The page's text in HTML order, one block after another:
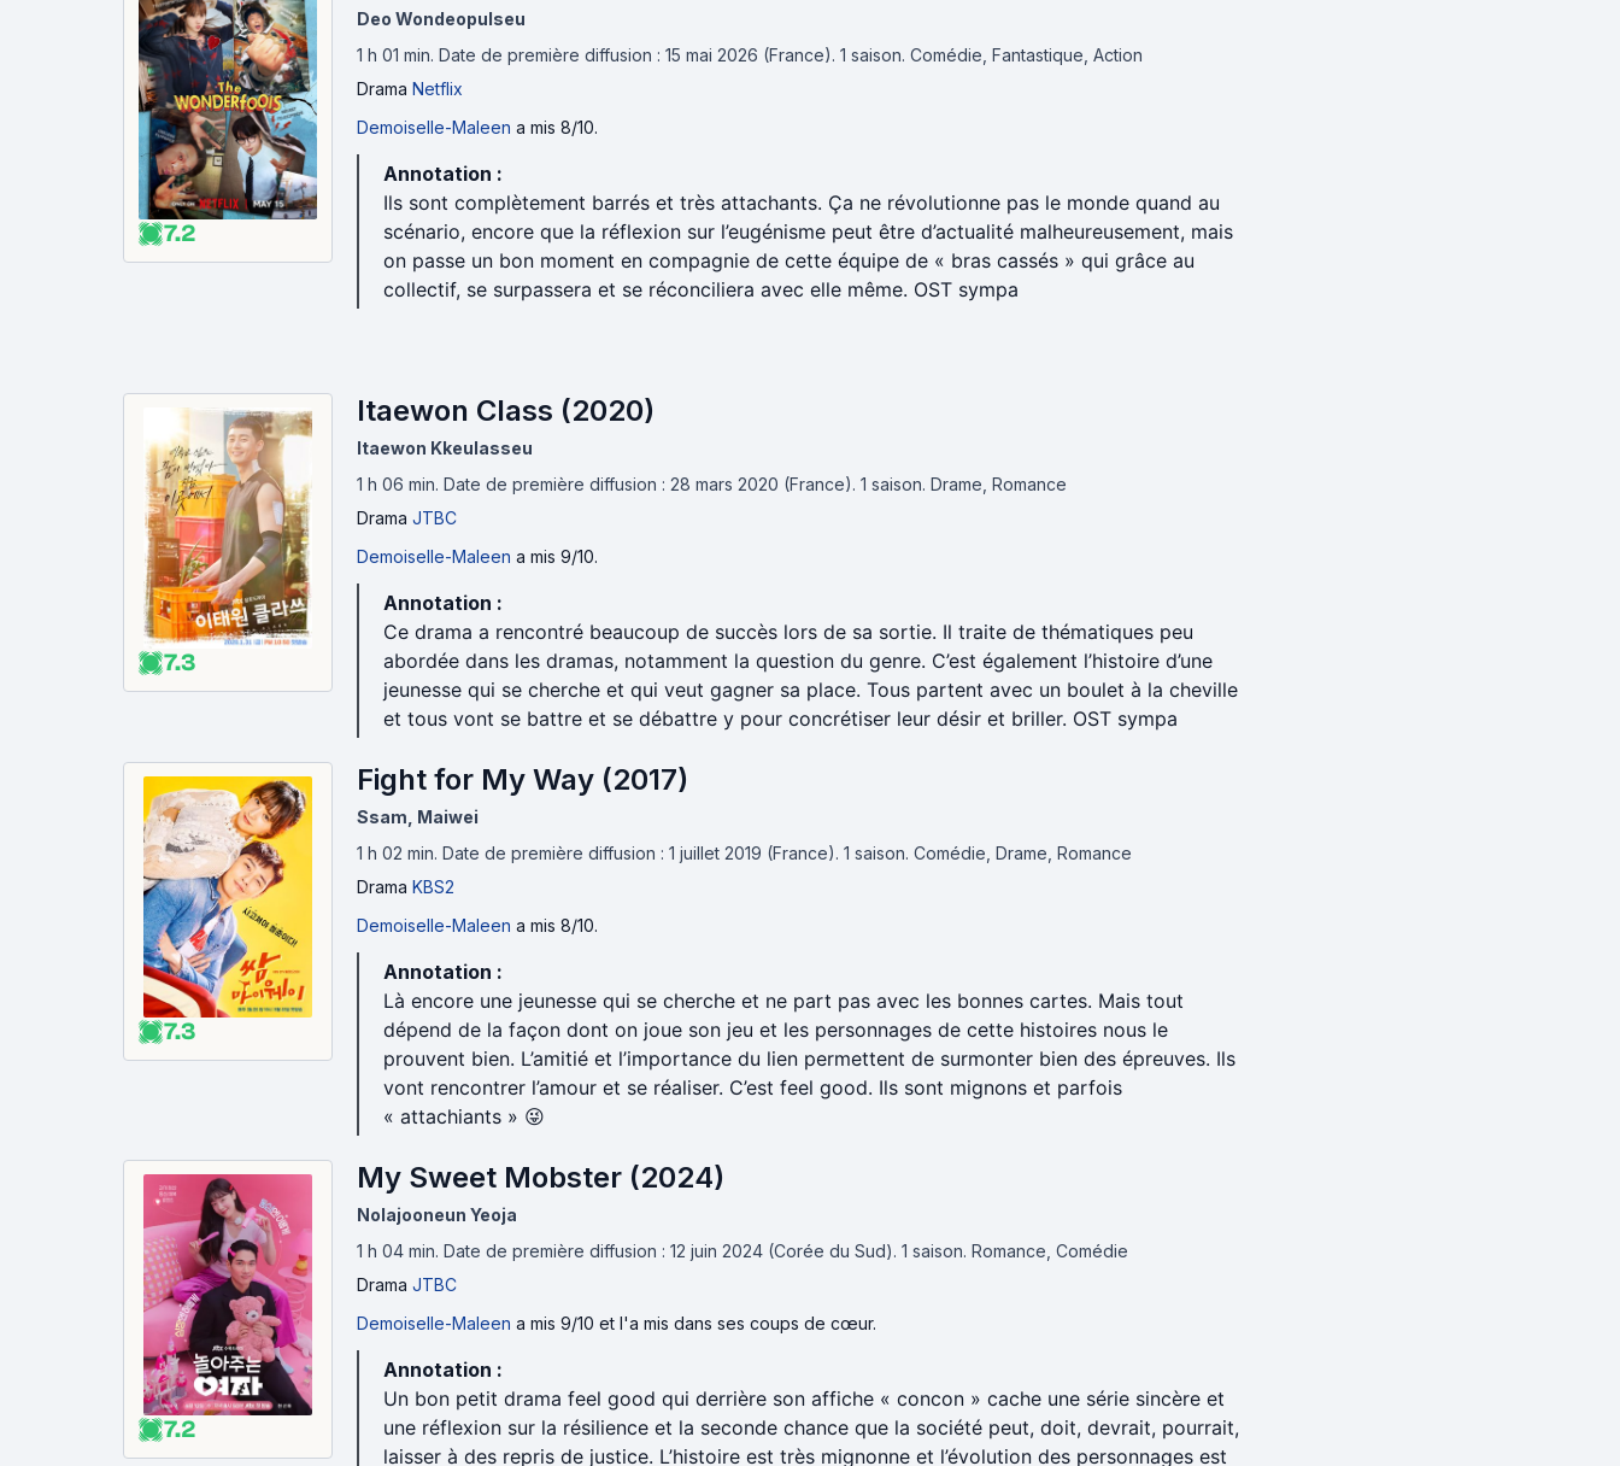
7.2
Deo Wondeopulseu
1 h 01 min. Date de première diffusion : 15 mai 2026 (France). 1 saison. Comédie, Fantastique, Action
Drama Netflix
Demoiselle-Maleen a mis 8/10.
Annotation :
Ils sont complètement barrés et très attachants. Ça ne révolutionne pas le monde quand au
scénario, encore que la réflexion sur l’eugénisme peut être d’actualité malheureusement, mais
on passe un bon moment en compagnie de cette équipe de « bras cassés » qui grâce au
collectif, se surpassera et se réconciliera avec elle même. OST sympa
7.3
Itaewon Class (2020)
Itaewon Kkeulasseu
1 h 06 min. Date de première diffusion : 28 mars 2020 (France). 1 saison. Drame, Romance
Drama JTBC
Demoiselle-Maleen a mis 9/10.
Annotation :
Ce drama a rencontré beaucoup de succès lors de sa sortie. Il traite de thématiques peu
abordée dans les dramas, notamment la question du genre. C’est également l’histoire d’une
jeunesse qui se cherche et qui veut gagner sa place. Tous partent avec un boulet à la cheville
et tous vont se battre et se débattre y pour concrétiser leur désir et briller. OST sympa
7.3
Fight for My Way (2017)
Ssam, Maiwei
1 h 02 min. Date de première diffusion : 1 juillet 2019 (France). 1 saison. Comédie, Drame, Romance
Drama KBS2
Demoiselle-Maleen a mis 8/10.
Annotation :
Là encore une jeunesse qui se cherche et ne part pas avec les bonnes cartes. Mais tout
dépend de la façon dont on joue son jeu et les personnages de cette histoires nous le
prouvent bien. L’amitié et l’importance du lien permettent de surmonter bien des épreuves. Ils
vont rencontrer l’amour et se réaliser. C’est feel good. Ils sont mignons et parfois
« attachiants » 😜
7.2
My Sweet Mobster (2024)
Nolajooneun Yeoja
1 h 04 min. Date de première diffusion : 12 juin 2024 (Corée du Sud). 1 saison. Romance, Comédie
Drama JTBC
Demoiselle-Maleen a mis 9/10 et l'a mis dans ses coups de cœur.
Annotation :
Un bon petit drama feel good qui derrière son affiche « concon » cache une série sincère et
une réflexion sur la résilience et la seconde chance que la société peut, doit, devrait, pourrait,
laisser à des repris de justice. L’histoire est très mignonne et l’évolution des personnages est